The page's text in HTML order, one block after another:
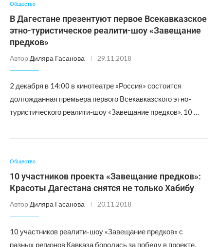
Общество
В Дагестане презентуют первое Всекавказское
этно-туристическое реалити-шоу «Завещание
предков»
Автор Диляра Гасанова 29.11.2018
2 декабря в 14:00 в кинотеатре «Россия» состоится
долгожданная премьера первого Всекавказского этно-
туристического реалити-шоу «Завещание предков». 10 …
Общество
10 участников проекта «Завещание предков»:
Красоты Дагестана снятся не только Хабибу
Автор Диляра Гасанова 20.11.2018
10 участников реалити-шоу «Завещание предков» с
разных регионов Кавказа боролись за победу в проекте.